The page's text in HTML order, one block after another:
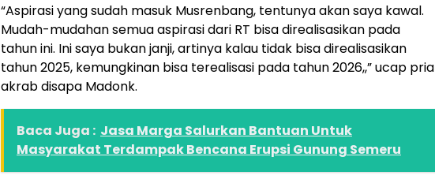
“Aspirasi yang sudah masuk Musrenbang, tentunya akan saya kawal.
Mudah-mudahan semua aspirasi dari RT bisa direalisasikan pada
tahun ini. Ini saya bukan janji, artinya kalau tidak bisa direalisasikan
tahun 2025, kemungkinan bisa terealisasi pada tahun 2026,,” ucap pria
akrab disapa Madonk.
Baca Juga : Jasa Marga Salurkan Bantuan Untuk
Masyarakat Terdampak Bencana Erupsi Gunung Semeru